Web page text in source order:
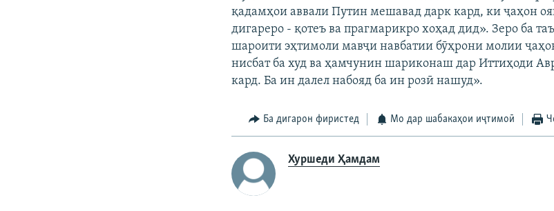
қадамҳои аввали Путин мешавад дарк кард, ки ҷаҳон
дигареро - қотеъ ва прагмарикро хоҳад дид». Зеро ба
шароити эҳтимоли мавҷи навбатии бӯҳрони молии
нисбат ба худ ва ҳамчунин шариконаш дар Иттиҳоди
кард. Ба ин далел набояд ба ин розӣ нашуд».
Ба дигарон фиристед Мо дар шабакаҳои иҷтимоӣ
Хуршеди Ҳамдам